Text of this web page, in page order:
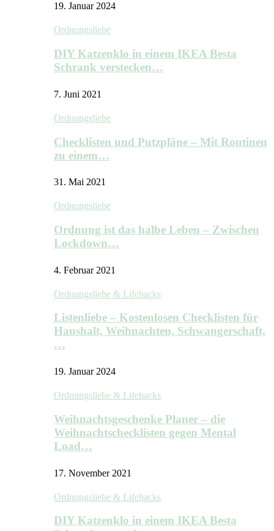
19. Januar 2024
Ordnungsliebe
DIY Katzenklo in einem IKEA Besta
Schrank verstecken…
7. Juni 2021
Ordnungsliebe
Checklisten und Putzpläne – Mit Routinen
zu einem…
31. Mai 2021
Ordnungsliebe
Ordnung ist das halbe Leben – Zwischen
Lockdown…
4. Februar 2021
Ordnungsliebe & Lifehacks
Listenliebe – Kostenlosen Checklisten für
Haushalt, Weihnachten, Schwangerschaft,
…
19. Januar 2024
Ordnungsliebe & Lifehacks
Weihnachtsgeschenke Planer – die
Weihnachtschecklisten gegen Mental
Load…
17. November 2021
Ordnungsliebe & Lifehacks
DIY Katzenklo in einem IKEA Besta